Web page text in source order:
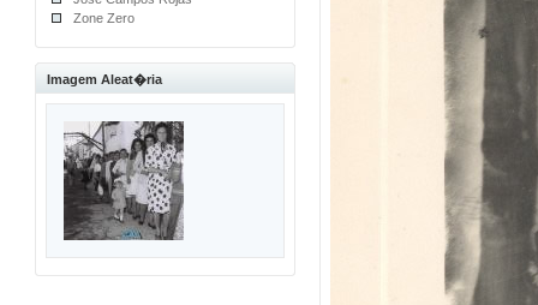
Zone Zero
Imagem Aleat�ria